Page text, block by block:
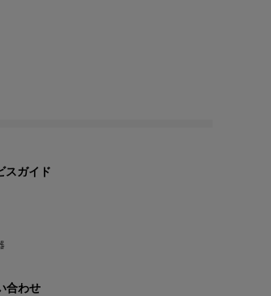
スガイド
合わせ